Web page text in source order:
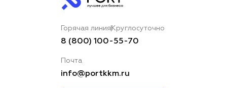
Горячая линия Круглосуточно
8 (800) 100-55-70
Почта
info@portkkm.ru